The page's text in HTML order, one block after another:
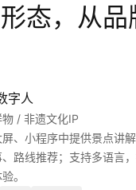
态，从
字人
/ 非遗文化IP
、小程序中提供景点讲解
路线推荐；支持多语言
。